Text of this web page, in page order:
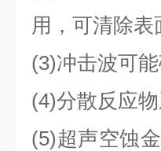
用，可清除
(3)冲击波可
(4)分散反应物
(5)超声空蚀